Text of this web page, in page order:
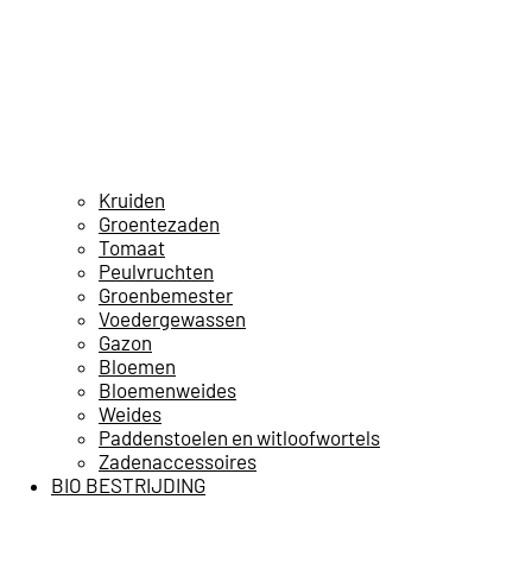
Kruiden
Groentezaden
Tomaat
Peulvruchten
Groenbemester
Voedergewassen
Gazon
Bloemen
Bloemenweides
Weides
Paddenstoelen en witloofwortels
Zadenaccessoires
BIO BESTRIJDING